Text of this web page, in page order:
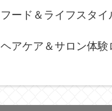
フード＆ライフスタイ
ヘアケア＆サロン体験